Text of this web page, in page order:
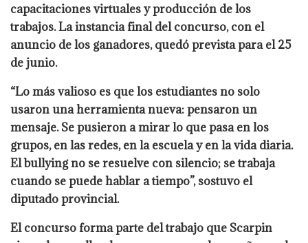
capacitaciones virtuales y producción de los
trabajos. La instancia final del concurso, con el
anuncio de los ganadores, quedó prevista para el 25
de junio.
“Lo más valioso es que los estudiantes no solo
usaron una herramienta nueva: pensaron un
mensaje. Se pusieron a mirar lo que pasa en los
grupos, en las redes, en la escuela y en la vida diaria.
El bullying no se resuelve con silencio; se trabaja
cuando se puede hablar a tiempo”, sostuvo el
diputado provincial.
El concurso forma parte del trabajo que Scarpin